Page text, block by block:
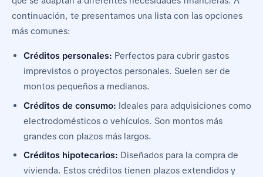
continuación, te presentamos una lista con las opciones
más comunes:
Créditos personales: Perfectos para cubrir gastos
imprevistos o proyectos personales. Suelen ser de
montos pequeños a medianos.
Créditos de consumo: Ideales para adquisiciones como
electrodomésticos o vehículos. Son montos más
grandes con plazos más largos.
Créditos hipotecarios: Diseñados para la compra de
vivienda. Estos créditos tienen plazos extendidos y